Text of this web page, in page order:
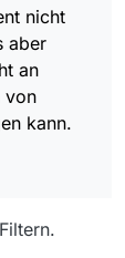
von
kann.
nicht
aber
an
von
kann.